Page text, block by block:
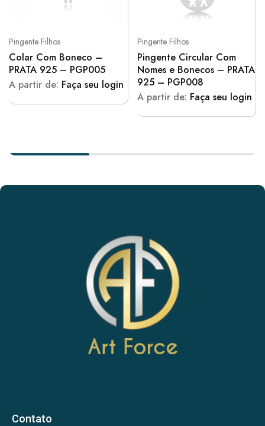
Pingente Filhos
Colar Com Boneco –
PRATA 925 – PGP005
A partir de: Faça seu login
Pingente Filhos
Pingente Circular Com
Nomes e Bonecos – PRATA
925 – PGP008
A partir de: Faça seu login
Contato